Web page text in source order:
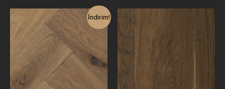
İndirim!
Orijinal
fiyat:
10.335,00₺.
Şu
andaki
fiyat:
5.770,00₺.